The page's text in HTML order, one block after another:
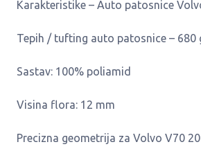
Karakteristike – Auto patosnice
Tepih / tufting auto patosnice – 680
Sastav: 100% poliamid
Visina flora: 12 mm
Precizna geometrija za Volvo V70